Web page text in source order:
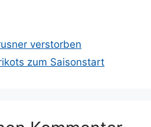
verstorben
zum Saisonstart